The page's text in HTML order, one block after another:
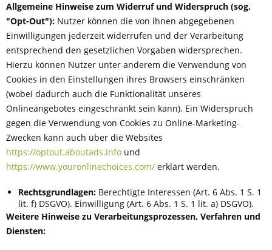
Allgemeine Hinweise zum Widerruf und Widerspruch (sog.
"Opt-Out"): Nutzer können die von ihnen abgegebenen
Einwilligungen jederzeit widerrufen und der Verarbeitung
entsprechend den gesetzlichen Vorgaben widersprechen.
Hierzu können Nutzer unter anderem die Verwendung von
Cookies in den Einstellungen ihres Browsers einschränken
(wobei dadurch auch die Funktionalität unseres
Onlineangebotes eingeschränkt sein kann). Ein Widerspruch
gegen die Verwendung von Cookies zu Online-Marketing-
Zwecken kann auch über die Websites
https://optout.aboutads.info und
https://www.youronlinechoices.com/ erklärt werden.
Rechtsgrundlagen: Berechtigte Interessen (Art. 6 Abs. 1 S. 1
lit. f) DSGVO). Einwilligung (Art. 6 Abs. 1 S. 1 lit. a) DSGVO).
Weitere Hinweise zu Verarbeitungsprozessen, Verfahren und
Diensten: